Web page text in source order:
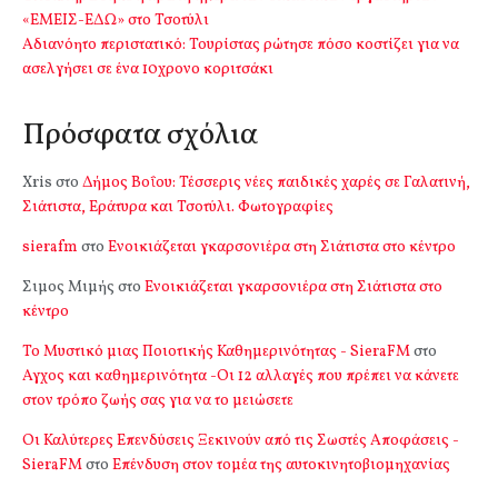
«ΕΜΕΙΣ-ΕΔΩ» στο Τσοτύλι
Αδιανόητο περιστατικό: Τουρίστας ρώτησε πόσο κοστίζει για να
ασελγήσει σε ένα 10χρονο κοριτσάκι
Πρόσφατα σχόλια
Xris στο Δήμος Βοΐου: Τέσσερις νέες παιδικές χαρές σε Γαλατινή,
Σιάτιστα, Εράτυρα και Τσοτύλι. Φωτογραφίες
sierafm στο Ενοικιάζεται γκαρσονιέρα στη Σιάτιστα στο κέντρο
Σιμος Μιμής στο Ενοικιάζεται γκαρσονιέρα στη Σιάτιστα στο
κέντρο
Το Μυστικό μιας Ποιοτικής Καθημερινότητας - SieraFMστο
Αγχος και καθημερινότητα -Οι 12 αλλαγές που πρέπει να κάνετε
στον τρόπο ζωής σας για να το μειώσετε
Οι Καλύτερες Επενδύσεις Ξεκινούν από τις Σωστές Αποφάσεις -
SieraFMστο Επένδυση στον τομέα της αυτοκινητοβιομηχανίας